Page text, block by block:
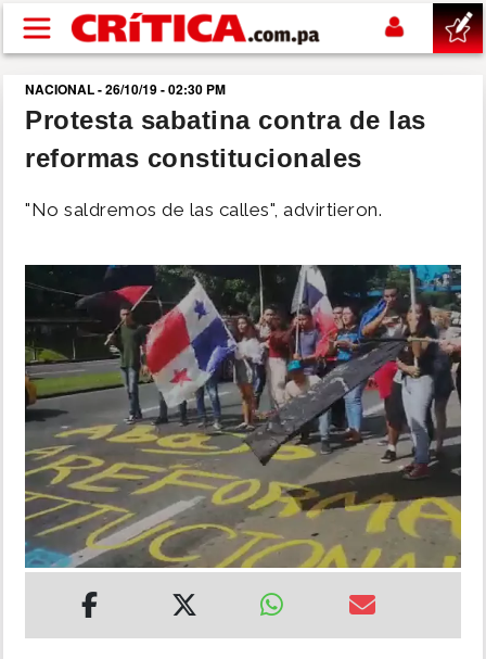
Pasar al contenido principal
buscar
SUCESOS
NACIONAL
POLÍTICA
SHOW
DEPORTES
MUNDO
INSÓLITAS
MULTIMEDIA
NACIONAL - 26/10/19 - 02:30 PM
Protesta sabatina contra de las
reformas constitucionales
"No saldremos de las calles", advirtieron.